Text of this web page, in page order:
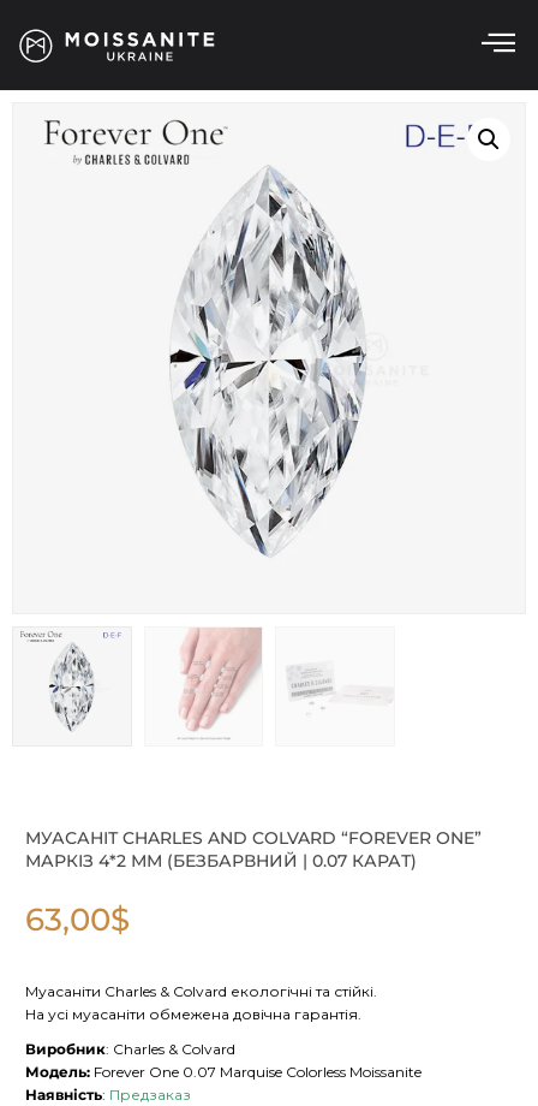
МУАСАНІТ CHARLES AND COLVARD “FOREVER ONE”
МАРКІЗ 4*2 ММ (БЕЗБАРВНИЙ | 0.07 КАРАТ)
63,00$
Муасаніти Charles & Colvard екологічні та стійкі.
На усі муасаніти обмежена довічна гарантія.
Виробник: Charles & Colvard
Модель: Forever One 0.07 Marquise Colorless Moissanite
Наявність: Предзаказ